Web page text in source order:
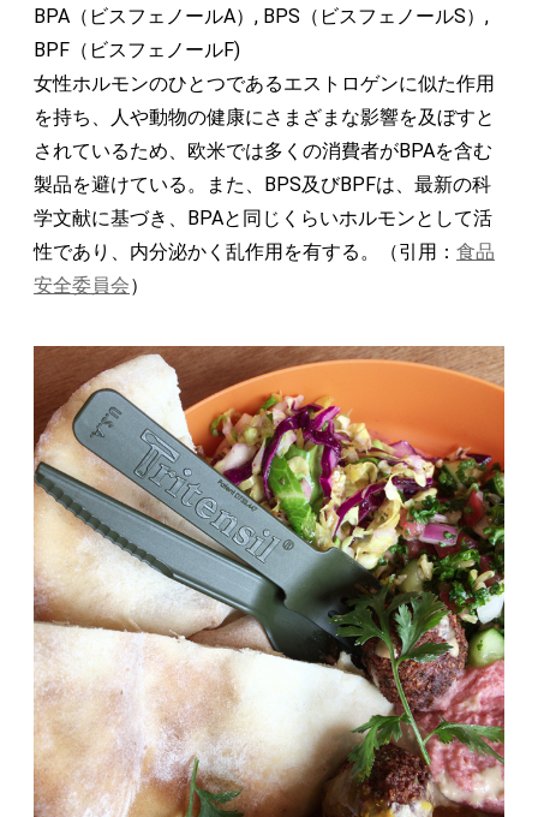
BPA（ビスフェノールA）, BPS（ビスフェノールS）,
BPF（ビスフェノールF)
女性ホルモンのひとつであるエストロゲンに似た作用
を持ち、人や動物の健康にさまざまな影響を及ぼすと
されているため、欧米では多くの消費者がBPAを含む
製品を避けている。また、BPS及びBPFは、最新の科
学文献に基づき、BPAと同じくらいホルモンとして活
性であり、内分泌かく乱作用を有する。（引用： 食品
安全委員会）